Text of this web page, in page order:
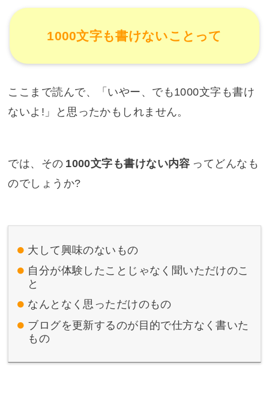
1000文字も書けないことって
ここまで読んで、「いやー、でも1000文字も書け
ないよ!」と思ったかもしれません。
では、その 1000文字も書けない内容 ってどんなも
のでしょうか?
大して興味のないもの
自分が体験したことじゃなく聞いただけのこ
と
なんとなく思っただけのもの
ブログを更新するのが目的で仕方なく書いた
もの